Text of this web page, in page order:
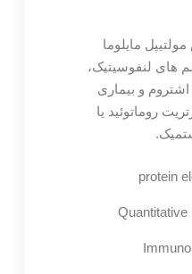
مایلوما
های لنفوسیتیک،
اشتروم و بیماری
روماتوئید یا
protein
Quantitative